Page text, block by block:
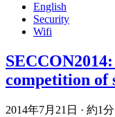
English
Security
Wifi
competition of
2014年7月21日 · 約1分